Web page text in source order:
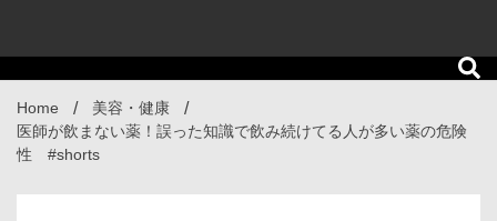
Home
美容・健康
医師が飲まない薬！誤った知識で飲み続けてる人が多い薬の危険
性 #shorts